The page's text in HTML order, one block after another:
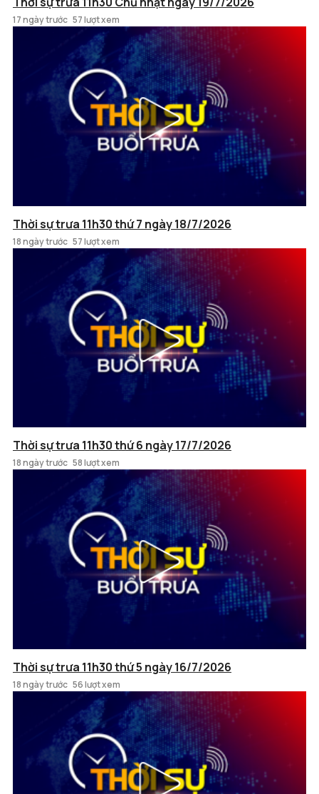
17 ngày trước 57 lượt xem
Thời sự trưa 11h30 thứ 7 ngày 18/7/2026
18 ngày trước 57 lượt xem
Thời sự trưa 11h30 thứ 6 ngày 17/7/2026
18 ngày trước 58 lượt xem
Thời sự trưa 11h30 thứ 5 ngày 16/7/2026
18 ngày trước 56 lượt xem